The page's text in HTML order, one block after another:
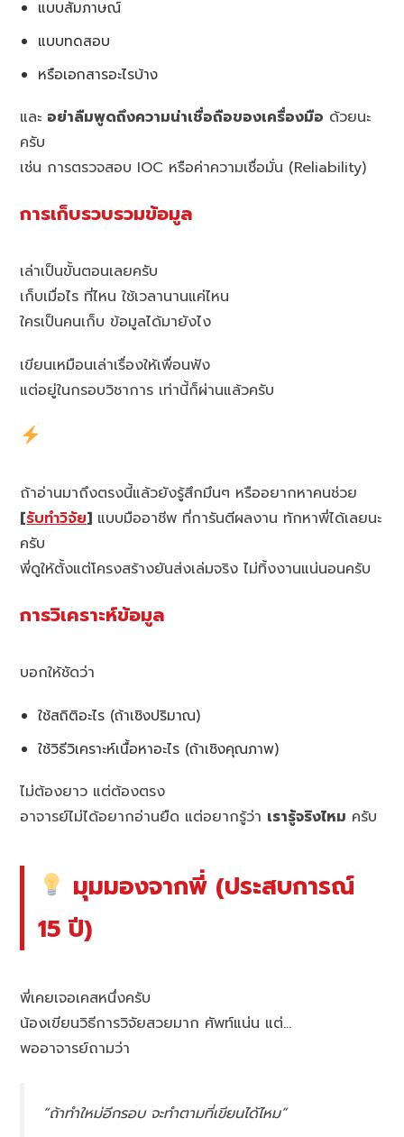
แบบสัมภาษณ์
แบบทดสอบ
หรือเอกสารอะไรบ้าง
และ อย่าลืมพูดถึงความน่าเชื่อถือของเครื่องมือ ด้วยนะ
ครับ
เช่น การตรวจสอบ IOC หรือค่าความเชื่อมั่น (Reliability)
การเก็บรวบรวมข้อมูล
เล่าเป็นขั้นตอนเลยครับ
เก็บเมื่อไร ที่ไหน ใช้เวลานานแค่ไหน
ใครเป็นคนเก็บ ข้อมูลได้มายังไง
เขียนเหมือนเล่าเรื่องให้เพื่อนฟัง
แต่อยู่ในกรอบวิชาการ เท่านี้ก็ผ่านแล้วครับ
ถ้าอ่านมาถึงตรงนี้แล้วยังรู้สึกมึนๆ หรืออยากหาคนช่วย
[รับทำวิจัย] แบบมืออาชีพ ที่การันตีผลงาน ทักหาพี่ได้เลยนะ
ครับ
พี่ดูให้ตั้งแต่โครงสร้างยันส่งเล่มจริง ไม่ทิ้งงานแน่นอนครับ
การวิเคราะห์ข้อมูล
บอกให้ชัดว่า
ใช้สถิติอะไร (ถ้าเชิงปริมาณ)
ใช้วิธีวิเคราะห์เนื้อหาอะไร (ถ้าเชิงคุณภาพ)
ไม่ต้องยาว แต่ต้องตรง
อาจารย์ไม่ได้อยากอ่านยืด แต่อยากรู้ว่า เรารู้จริงไหม ครับ
มุมมองจากพี่ (ประสบการณ์
15 ปี)
พี่เคยเจอเคสหนึ่งครับ
น้องเขียนวิธีการวิจัยสวยมาก ศัพท์แน่น แต่…
พออาจารย์ถามว่า
“ถ้าทำใหม่อีกรอบ จะทำตามที่เขียนได้ไหม”